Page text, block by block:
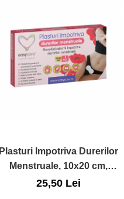
Plasturi Impotriva Durerilor
Menstruale, 10x20 cm,
3buc/cutie, Easycaare
25,50 Lei